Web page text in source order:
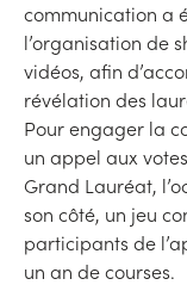
communication a
l’organisation de
vidéos, afin
révélation des
Pour engager la
un appel aux
Grand Lauréat,
son côté, un jeu
participants de
un an de courses.